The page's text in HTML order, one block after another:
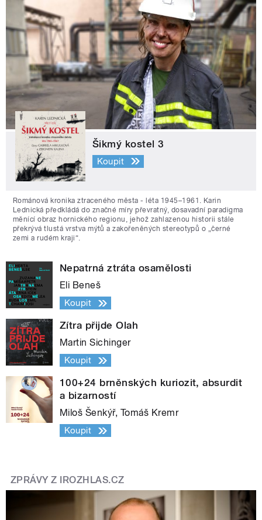
Šikmý kostel 3
Koupit
Románová kronika ztraceného města - léta 1945–1961. Karin
Lednická předkládá do značné míry převratný, dosavadní paradigma
měnící obraz hornického regionu, jehož zahlazenou historii stále
překrývá tlustá vrstva mýtů a zakořeněných stereotypů o „černé
zemi a rudém kraji“.
Nepatrná ztráta osamělosti
Eli Beneš
Koupit
Zítra přijde Olah
Martin Sichinger
Koupit
100+24 brněnských kuriozit, absurdit
a bizarností
Miloš Šenkýř, Tomáš Kremr
Koupit
ZPRÁVY Z IROZHLAS.CZ